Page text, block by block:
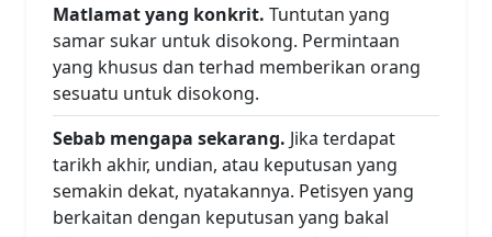
Matlamat yang konkrit. Tuntutan yang
samar sukar untuk disokong. Permintaan
yang khusus dan terhad memberikan orang
sesuatu untuk disokong.
Sebab mengapa sekarang. Jika terdapat
tarikh akhir, undian, atau keputusan yang
semakin dekat, nyatakannya. Petisyen yang
berkaitan dengan keputusan yang bakal